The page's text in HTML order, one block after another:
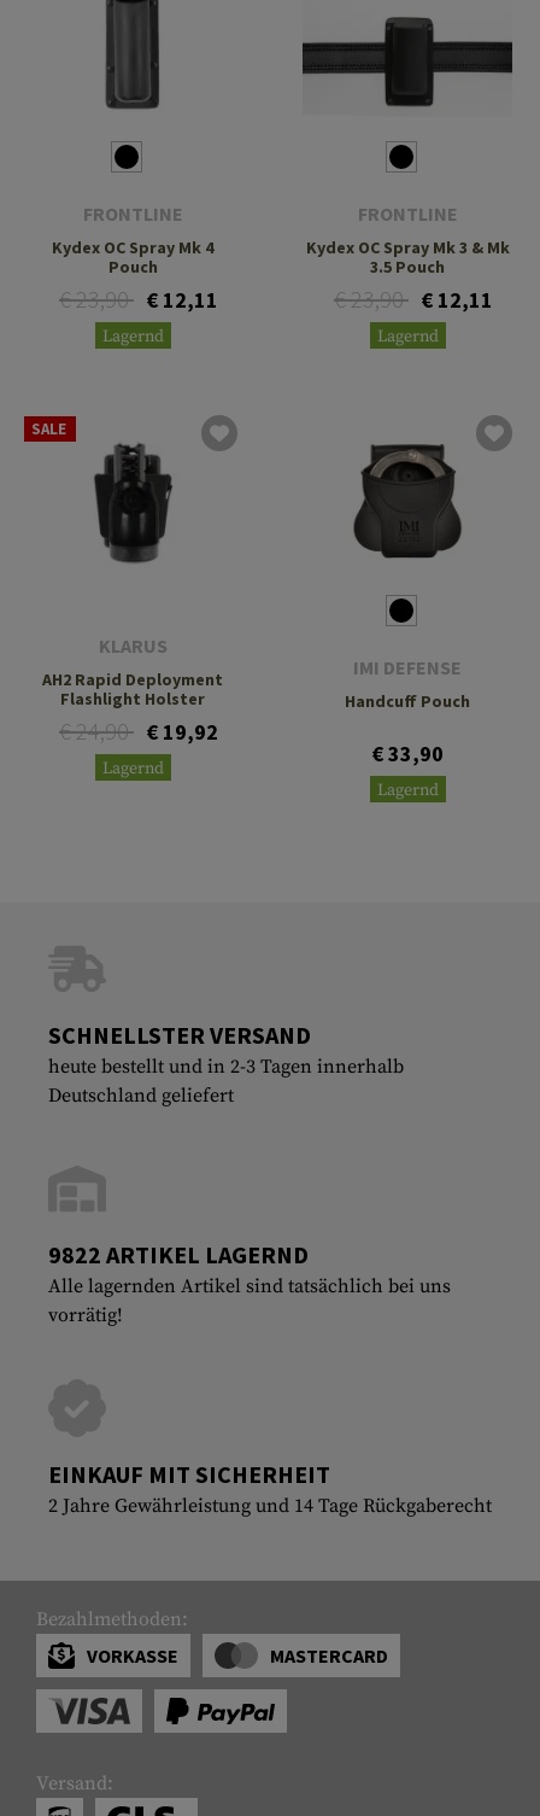
FRONTLINE
Kydex OC Spray Mk 4
Pouch
€ 23,90 € 12,11
Lagernd
FRONTLINE
Kydex OC Spray Mk 3 & Mk
3.5 Pouch
€ 23,90 € 12,11
Lagernd
SALE
KLARUS
AH2 Rapid Deployment
Flashlight Holster
€ 24,90 € 19,92
Lagernd
IMI DEFENSE
Handcuff Pouch
€ 33,90
Lagernd
SCHNELLSTER VERSAND
heute bestellt und in 2-3 Tagen innerhalb
Deutschland geliefert
9822 ARTIKEL LAGERND
Alle lagernden Artikel sind tatsächlich bei uns
vorrätig!
EINKAUF MIT SICHERHEIT
2 Jahre Gewährleistung und 14 Tage Rückgaberecht
Bezahlmethoden:
VORKASSE
MASTERCARD
Versand: